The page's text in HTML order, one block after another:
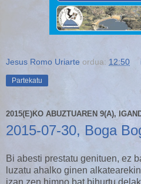
Jesus Romo Uriarte ordua: 12:50
Partekatu
2015(E)KO ABUZTUAREN 9(A),
2015-07-30, Boga
Bi abesti prestatu genituen, ez
luzatu ahalko ginen
izan zen himno bat bihurtu